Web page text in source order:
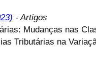
- Artigos
Mudanças nas
Tributárias na